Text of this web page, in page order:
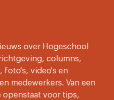
over Hogeschool
columns,
foto's, video's en
medewerkers. Van een
openstaat voor tips,